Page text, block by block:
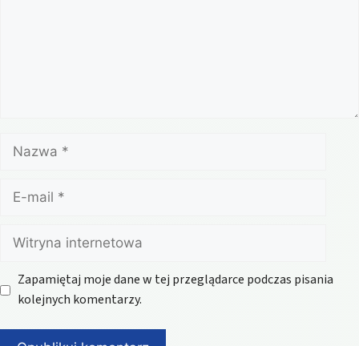
Nazwa
mail
Witryna
internetowa
Zapamiętaj moje dane w tej przeglądarce podczas pisania
kolejnych komentarzy.